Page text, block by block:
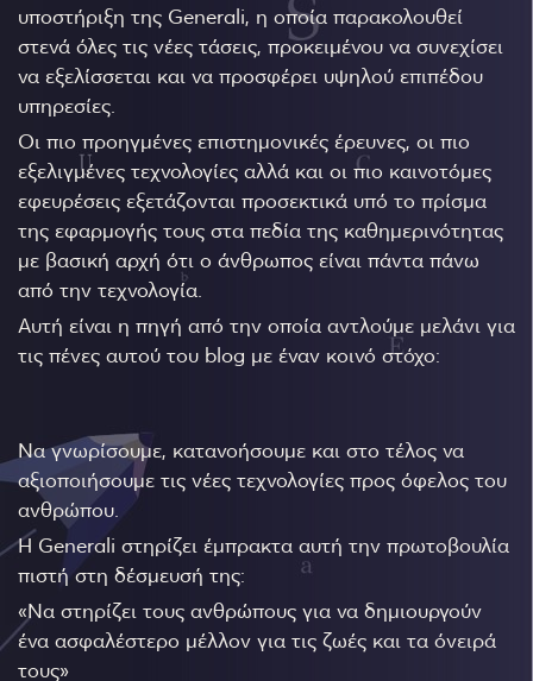
υποστήριξη της Generali, η οποία παρακολουθεί
στενά όλες τις νέες τάσεις, προκειμένου να συνεχίσει
να εξελίσσεται και να προσφέρει υψηλού επιπέδου
υπηρεσίες.
Οι πιο προηγμένες επιστημονικές έρευνες, οι πιο
εξελιγμένες τεχνολογίες αλλά και οι πιο καινοτόμες
εφευρέσεις εξετάζονται προσεκτικά υπό το πρίσμα
της εφαρμογής τους στα πεδία της καθημερινότητας
με βασική αρχή ότι ο άνθρωπος είναι πάντα πάνω
από την τεχνολογία.
Αυτή είναι η πηγή από την οποία αντλούμε μελάνι για
τις πένες αυτού του blog με έναν κοινό στόχο:
Να γνωρίσουμε, κατανοήσουμε και στο τέλος να
αξιοποιήσουμε τις νέες τεχνολογίες προς όφελος του
ανθρώπου.
Η Generali στηρίζει έμπρακτα αυτή την πρωτοβουλία
πιστή στη δέσμευσή της:
«Να στηρίζει τους ανθρώπους για να δημιουργούν
ένα ασφαλέστερο μέλλον για τις ζωές και τα όνειρά
τους»